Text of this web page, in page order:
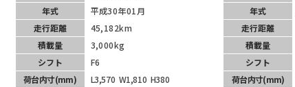
年式
平成30年01月
走行距離
45,182km
積載量
3,000kg
シフト
F6
荷台内寸(mm) L3,570 W1,810 H380
年式
走行距離
積載量
シフト
荷台内寸(mm)